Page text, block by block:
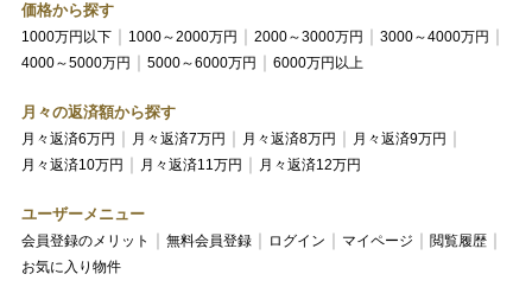
価格から探す
1000万円以下 1000～2000万円 2000～3000万円
3000～4000万円
4000～5000万円
5000～6000万円 6000万円以上
月々の返済額から探す
月々返済6万円 月々返済7万円 月々返済8万円
月々返済9万円
月々返済10万円
月々返済11万円 月々返済12万円
ユーザーメニュー
会員登録のメリット 無料会員登録 ログイン マイページ
閲覧履歴
お気に入り物件